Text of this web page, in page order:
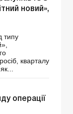
новий»,
типу
кварталу
операції